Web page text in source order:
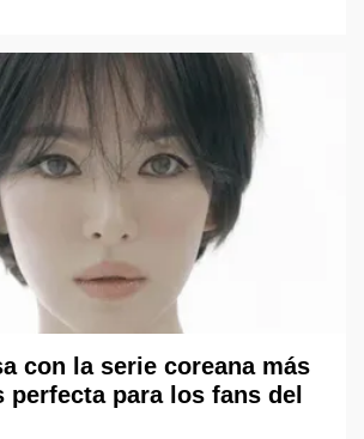
con la serie coreana más
perfecta para los fans del